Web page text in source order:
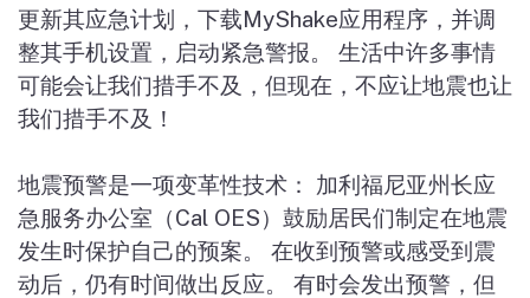
更新其应急计划，下载MyShake应用程序，并调
整其手机设置，启动紧急警报。 生活中许多事情
可能会让我们措手不及，但现在，不应让地震也让
我们措手不及！
地震预警是一项变革性技术： 加利福尼亚州长应
急服务办公室（Cal OES）鼓励居民们制定在地震
发生时保护自己的预案。 在收到预警或感受到震
动后，仍有时间做出反应。 有时会发出预警，但